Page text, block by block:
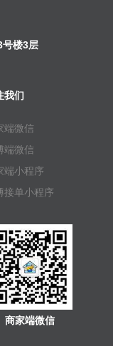
号楼3层
我们
端微信
端微信
端小程序
接单小程序
商家端微信